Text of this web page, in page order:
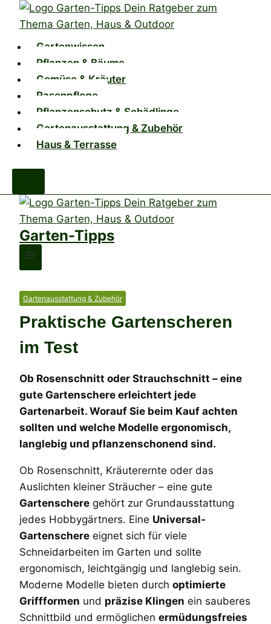
Zum
Inhalt
springen
Gartenwissen
Pflanzen & Bäume
Gemüse & Kräuter
Rasenpflege
Pflanzenschutz & Schädlinge
Gartenausstattung & Zubehör
Haus & Terrasse
Garten-Tipps
Gartenausstattung & Zubehör
Praktische Gartenscheren
im Test
Ob Rosenschnitt oder Strauchschnitt – eine
gute Gartenschere erleichtert jede
Gartenarbeit. Worauf Sie beim Kauf achten
sollten und welche Modelle ergonomisch,
langlebig und pflanzenschonend sind.
Ob Rosenschnitt, Kräuterernte oder das
Auslichten kleiner Sträucher – eine gute
Gartenschere gehört zur Grundausstattung
jedes Hobbygärtners. Eine Universal-
Gartenschere eignet sich für viele
Schneidarbeiten im Garten und sollte
ergonomisch, leichtgängig und langlebig sein.
Moderne Modelle bieten durch optimierte
Griffformen und präzise Klingen ein sauberes
Schnittbild und ermöglichen ermüdungsfreies